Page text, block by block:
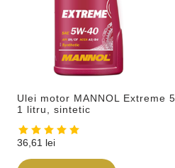
Ulei motor MANNOL Extreme
1 litru, sintetic
36,61 lei